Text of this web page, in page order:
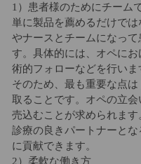
1）患者様のためにチーム
単に製品を薦めるだけで
やナースとチームになっ
す。具体的には、オペに
術的フォローなどを行いま
そのため、最も重要な点
取ることです。オペの立
売込むことが求められます
診療の良きパートナーと
に貢献できます。
2）柔軟な働き方